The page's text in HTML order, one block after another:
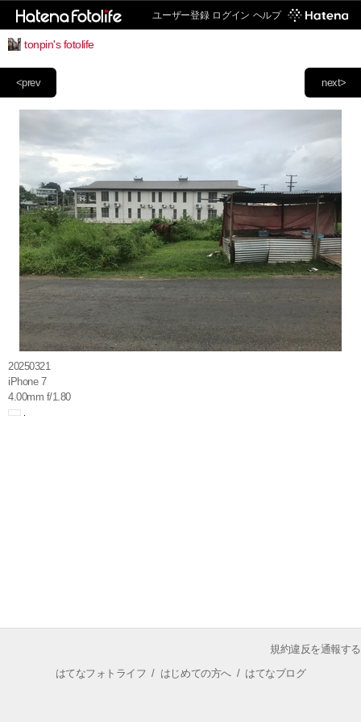
ユーザー登録 ログイン ヘルプ
tonpin's fotolife
next>
<prev
20250321
iPhone 7
4.00mm f/1.80
規約違反を通報する
はてなフォトライフ / はじめての方へ/ はてなブログ